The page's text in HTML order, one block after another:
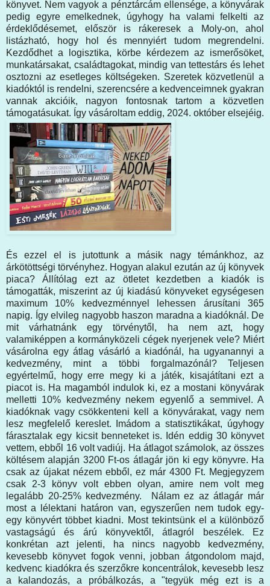
könyvet. Nem vagyok a pénztárcám ellensége, a könyvárak
pedig egyre emelkednek, úgyhogy ha valami felkelti az
érdeklődésemet, először is rákeresek a Moly-on, ahol
listázható, hogy hol és mennyiért tudom megrendelni.
Kezdődhet a logisztika, körbe kérdezem az ismerősöket,
munkatársakat, családtagokat, mindig van tettestárs és lehet
osztozni az esetleges költségeken. Szeretek közvetlenül a
kiadóktól is rendelni, szerencsére a kedvenceimnek gyakran
vannak akcióik, nagyon fontosnak tartom a közvetlen
támogatásukat. Így vásároltam eddig, 2024. október elsejéig.
És ezzel el is jutottunk a másik nagy témánkhoz, az
árkötöttségi törvényhez. Hogyan alakul ezután az új könyvek
piaca? Állítólag ezt az ötletet kezdetben a kiadók is
támogatták, miszerint az új kiadású könyveket egységesen
maximum 10% kedvezménnyel lehessen árusítani 365
napig. Így elvileg nagyobb haszon maradna a kiadóknál. De
mit várhatnánk egy törvénytől, ha nem azt, hogy
valamiképpen a kormányközeli cégek nyerjenek vele? Miért
vásárolna egy átlag vásárló a kiadónál, ha ugyanannyi a
kedvezmény, mint a többi forgalmazónál? Teljesen
egyértelmű, hogy erre megy ki a játék, kisajátítani ezt a
piacot is. Ha magamból indulok ki, ez a mostani könyvárak
melletti 10% kedvezmény nekem egyenlő a semmivel. A
kiadóknak vagy csökkenteni kell a könyvárakat, vagy nem
lesz megfelelő kereslet. Imádom a statisztikákat, úgyhogy
fárasztalak egy kicsit benneteket is. Idén eddig 30 könyvet
vettem, ebből 16 volt vadiúj. Ha átlagot számolok, az összes
költésem alapján 3200 Ft-os átlagár jön ki egy könyvre. Ha
csak az újakat nézem ebből, ez már 4300 Ft. Megjegyzem
csak 2-3 könyv volt ebben olyan, amire nem volt meg
legalább 20-25% kedvezmény. Nálam ez az átlagár már
most a lélektani határon van, egyszerűen nem tudok egy-
egy könyvért többet kiadni. Most tekintsünk el a különböző
vastagságú és árú könyvektől, átlagról beszélek. Ez
konkrétan azt jelenti, ha nincs nagyobb kedvezmény,
kevesebb könyvet fogok venni, jobban átgondolom majd,
kedvenc kiadókra és szerzőkre koncentrálok, kevesebb lesz
a kalandozás, a próbálkozás, a "tegyük még ezt is a